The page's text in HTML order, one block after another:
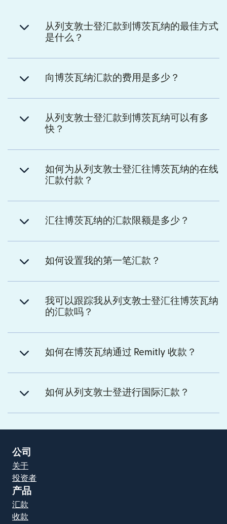
从列支敦士登汇款到博茨瓦纳的最佳方式
是什么？
向博茨瓦纳汇款的费用是多少？
从列支敦士登汇款到博茨瓦纳可以有多
快？
如何为从列支敦士登汇往博茨瓦纳的在线
汇款付款？
汇往博茨瓦纳的汇款限额是多少？
如何设置我的第一笔汇款？
我可以跟踪我从列支敦士登汇往博茨瓦纳
的汇款吗？
如何在博茨瓦纳通过 Remitly 收款？
如何从列支敦士登进行国际汇款？
公司
关于
投资者
产品
汇款
收款